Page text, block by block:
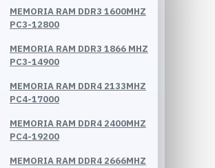
MEMORIA RAM DDR3 1600MHZ
PC3-12800
MEMORIA RAM DDR3 1866 MHZ
PC3-14900
MEMORIA RAM DDR4 2133MHZ
PC4-17000
MEMORIA RAM DDR4 2400MHZ
PC4-19200
MEMORIA RAM DDR4 2666MHZ